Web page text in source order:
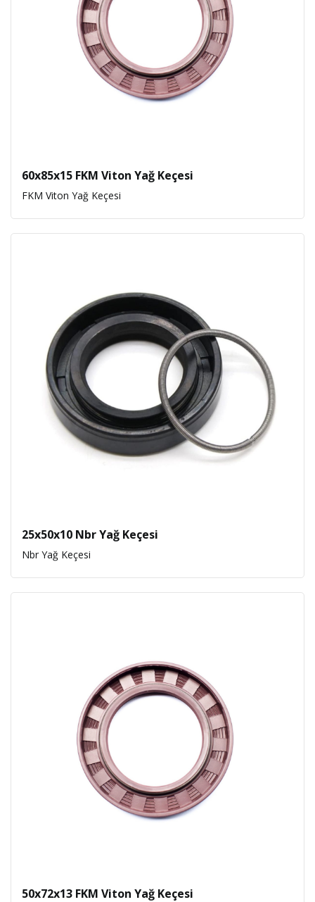
60x85x15 FKM Viton Yağ Keçesi
FKM Viton Yağ Keçesi
25x50x10 Nbr Yağ Keçesi
Nbr Yağ Keçesi
50x72x13 FKM Viton Yağ Keçesi